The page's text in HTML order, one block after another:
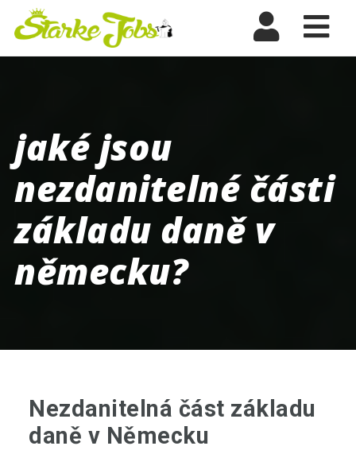
jaké jsou
nezdanitelné části
základu daně v
německu?
Nezdanitelná část základu
daně v Německu